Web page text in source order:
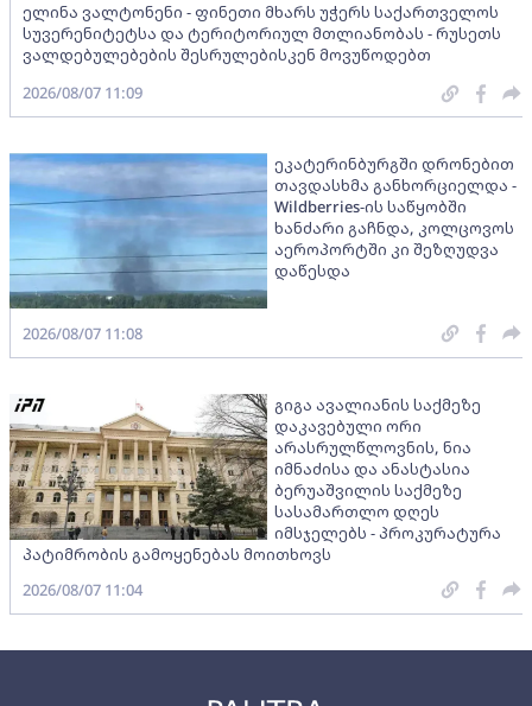
ელინა ვალტონენი - ფინეთი მხარს უჭერს საქართველოს
სუვერენიტეტსა და ტერიტორიულ მთლიანობას - რუსეთს
ვალდებულებების შესრულებისკენ მოვუწოდებთ
2026/08/07 11:09
ეკატერინბურგში დრონებით
თავდასხმა განხორციელდა -
Wildberries-ის საწყობში
ხანძარი გაჩნდა, კოლცოვოს
აეროპორტში კი შეზღუდვა
დაწესდა
2026/08/07 11:08
გიგა ავალიანის საქმეზე
დაკავებული ორი
არასრულწლოვნის, ნია
იმნაძისა და ანასტასია
ბერუაშვილის საქმეზე
სასამართლო დღეს
იმსჯელებს - პროკურატურა
პატიმრობის გამოყენებას მოითხოვს
2026/08/07 11:04